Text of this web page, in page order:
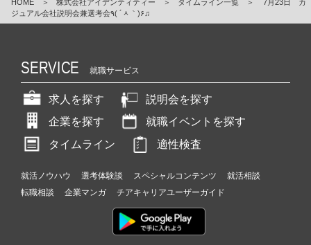
HOME ＞ 株式会社アイデンティティー ＞ タイムライン一覧 ＞
7月23日 カ
ジュアル会社説明会兼選考会٩( ´ᆺ｀)۶♫
SERVICE 就職サービス
求人を探す
説明会を探す
企業を探す
就職イベントを探す
タイムライン
適性検査
就活ノウハウ 選考体験談 スペシャルコンテンツ
就活相談
転職相談
企業マンガ チアキャリアユーザーガイド